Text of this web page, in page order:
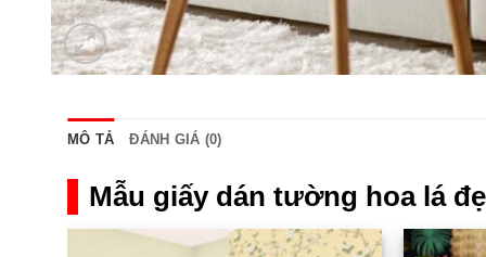
MÔ TẢ ĐÁNH GIÁ (0)
Mẫu giấy dán tường hoa lá